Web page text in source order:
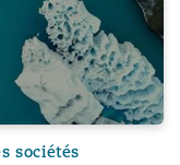
sociétés